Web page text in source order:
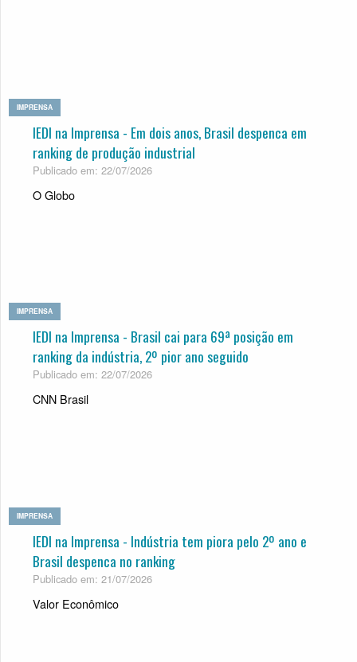
IMPRENSA
IEDI na Imprensa - Em dois anos, Bra­sil des­penca em
ran­king de pro­du­ção indus­trial
Publicado em: 22/07/2026
O Globo
IMPRENSA
IEDI na Imprensa - Brasil cai para 69ª posição em
ranking da indústria, 2º pior ano seguido
Publicado em: 22/07/2026
CNN Brasil
IMPRENSA
IEDI na Imprensa - Indústria tem piora pelo 2º ano e
Brasil despenca no ranking
Publicado em: 21/07/2026
Valor Econômico